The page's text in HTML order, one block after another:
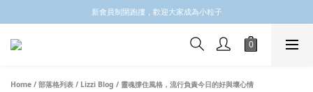
✩✩✩新會員註冊會員email 領取$100購物金✩✩✩
新會員制開跑摟，歡迎大家成為小粒子
✩✩✩新會員註冊會員email 領取$100購物金✩✩✩
Home / 部落格列表 / Lizzi Blog / 靈魂撐住風格，流行負責今日的好與壞心情